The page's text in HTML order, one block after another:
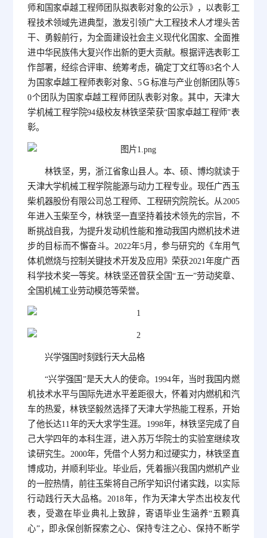
师和国家卓越工程师团队拟表彰对象的公示》，以表彰工
程技术领域先进典型，激发引领广大工程技术人才埋头苦
干、勇毅前行，为全面建设社会主义现代化国家、全面推
进中华民族伟大复兴作出新的更大贡献。根据评选表彰工
作部署，经综合评审、统筹考虑，确定丁文红等83名个人
为国家卓越工程师表彰对象、5Ｇ标准与产业创新团队等5
0个团队为国家卓越工程师团队表彰对象。其中，天津大
学机械工程学院94级校友林铁坚荣获“国家卓越工程师”表
彰。
林铁坚，男，浙江省象山县人。本、硕、博均就读于
天津大学机械工程学院能源与动力工程专业。现任广西玉
柴机器股份有限公司总工程师、工程研究院院长。从2005
年进入玉柴至今，林铁坚一直坚持着技术领先的宗旨，不
断挑战自我，为提升发动机性能和推动我国内燃机技术进
步的目标而不懈奋斗。2022年5月，参与研究的《车用气
体机燃烧与控制关键技术开发及应用》荣获2021年度广西
科学技术奖一等奖。林铁坚还曾获全国“五一”劳动奖章、
全国机械工业劳动模范等荣誉。
兴学强国时刻践行天大品格
“兴学强国”是天大人的使命。1994年，当时我国内燃
机技术水平与国际先进水平差距很大，怀着对内燃机和汽
车的热爱，林铁坚毅然选择了天津大学热能工程系，开始
了他长达11年的天大求学生涯。1998年，林铁坚完成了自
己大学四年的本科生涯，进入苏万华院士的实验室继续攻
读研究生。2000年，凭借个人努力和过硬实力，林铁坚直
博成功，并顺利毕业。毕业后，凭着振兴我国内燃机产业
的一腔热情，前往玉柴将自己所学知识付诸实践，以实际
行动践行天大品格。2018年，作为天津大学杰出校友代
表，受邀在毕业典礼上致辞，寄语毕业生涵养“五颗真
心”，即永保创新探索之心、保持专注之心、保持不断学